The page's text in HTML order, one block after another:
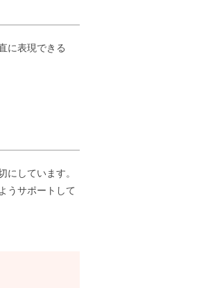
に表現できる
しています。
うサポートして